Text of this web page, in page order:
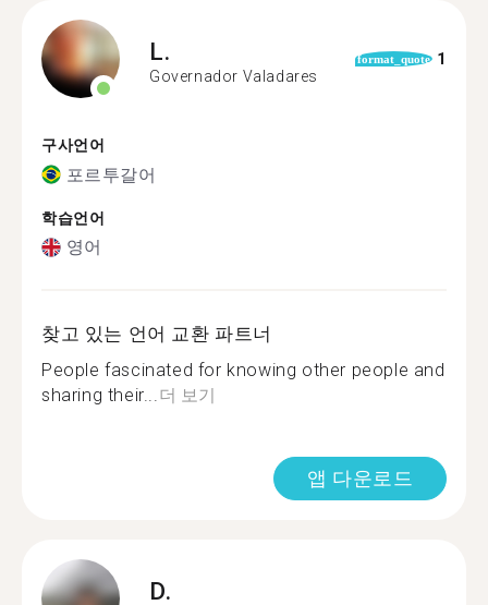
L.
Governador Valadares
format_quote 1
구사언어
포르투갈어
학습언어
영어
찾고 있는 언어 교환 파트너
People fascinated for knowing other people and
sharing their...더 보기
앱 다운로드
D.